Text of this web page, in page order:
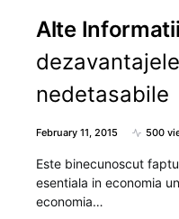
Alte Informatii
nedetasabile
February 11, 2015 500
Este binecunoscut
esentiala in economia
economia…